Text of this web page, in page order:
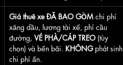
Giá thuê xe ĐÃ BAO GỒM chi phí
xăng dầu, lương tài xế, phí cầu
đường, VÉ PHÀ/CÁP TREO (tùy
chọn) và bến bãi. KHÔNG phát sinh
chi phí ẩn.